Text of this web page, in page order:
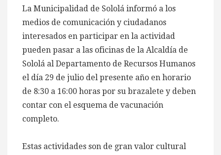
La Municipalidad de Sololá informó a los
medios de comunicación y ciudadanos
interesados en participar en la actividad
pueden pasar a las oficinas de la Alcaldía de
Sololá al Departamento de Recursos Humanos
el día 29 de julio del presente año en horario
de 8:30 a 16:00 horas por su brazalete y deben
contar con el esquema de vacunación
completo.
Estas actividades son de gran valor cultural